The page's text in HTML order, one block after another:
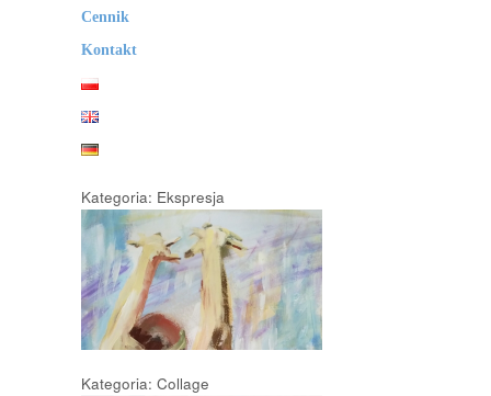
Cennik
Kontakt
Kategoria: Ekspresja
Kategoria: Collage